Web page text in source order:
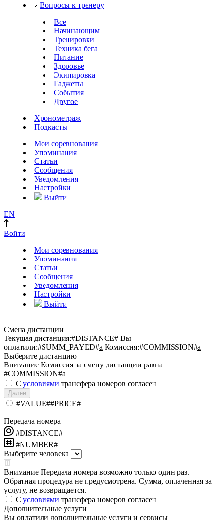
Вопросы к тренеру
Все
Начинающим
Тренировки
Техника бега
Питание
Здоровье
Экипировка
Гаджеты
События
Другое
Хронометраж
Подкасты
Мои соревнования
Упоминания
Статьи
Сообщения
Уведомления
Настройки
Выйти
EN
Войти
Мои соревнования
Упоминания
Статьи
Сообщения
Уведомления
Настройки
Выйти
Смена дистанции
Текущая дистанция:#DISTANCE# Вы
оплатили:#SUMM_PAYED#a Комиссия:#COMMISSION#a
Выберите дистанцию
Внимание Комиссия за смену дистанции равна
#COMMISSION#a
С условиями трансфера номеров согласен
Далее
#VALUE##PRICE#
Передача номера
#DISTANCE#
#NUMBER#
Выберите человека
Внимание Передача номера возможно только один раз.
Обратная процедура не предусмотрена. Сумма, оплаченная за
услугу, не возвращается.
С условиями трансфера номеров согласен
Дополнительные услуги
Вы оплатили дополнительные услуги и сервисы